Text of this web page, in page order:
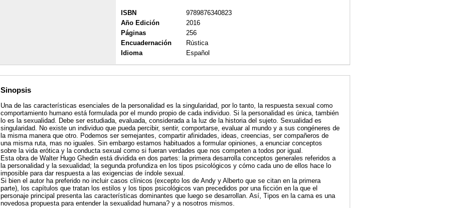
ISBN
9789876340823
Año Edición
2016
Páginas
256
Encuadernación
Rústica
Idioma
Español
Sinopsis
Una de las características esenciales de la personalidad es la singularidad, por lo tanto, la respuesta sexual como
comportamiento humano está formulada por el mundo propio de cada individuo. Si la personalidad es única, también
lo es la sexualidad. Debe ser estudiada, evaluada, considerada a la luz de la historia del sujeto. Sexualidad es
singularidad. No existe un individuo que pueda percibir, sentir, comportarse, evaluar al mundo y a sus congéneres de
la misma manera que otro. Podemos ser semejantes, compartir afinidades, ideas, creencias, ser compañeros de
una misma ruta, mas no iguales. Sin embargo estamos habituados a formular opiniones, a enunciar conceptos
sobre la vida erótica y la conducta sexual como si fueran verdades que nos competen a todos por igual.
Esta obra de Walter Hugo Ghedin está dividida en dos partes: la primera desarrolla conceptos generales referidos a
la personalidad y la sexualidad; la segunda profundiza en los tipos psicológicos y cómo cada uno de ellos hace lo
imposible para dar respuesta a las exigencias de índole sexual.
Si bien el autor ha preferido no incluir casos clínicos (excepto los de Andy y Alberto que se citan en la primera
parte), los capítulos que tratan los estilos y los tipos psicológicos van precedidos por una ficción en la que el
personaje principal presenta las características dominantes que luego se desarrollan. Así, Tipos en la cama es una
novedosa propuesta para entender la sexualidad humana? y a nosotros mismos.